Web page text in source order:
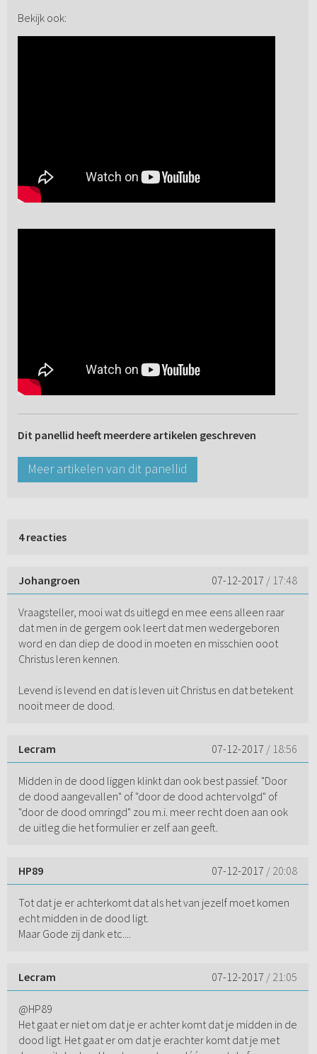
Bekijk ook:
Dit panellid heeft meerdere artikelen geschreven
Meer artikelen van dit panellid
4 reacties
Johangroen 07-12-2017 / 17:48
Vraagsteller, mooi wat ds uitlegd en mee eens alleen raar
dat men in de gergem ook leert dat men wedergeboren
word en dan diep de dood in moeten en misschien ooot
Christus leren kennen.
Levend is levend en dat is leven uit Christus en dat betekent
nooit meer de dood.
Lecram 07-12-2017 / 18:56
Midden in de dood liggen klinkt dan ook best passief. "Door
de dood aangevallen" of "door de dood achtervolgd" of
"door de dood omringd" zou m.i. meer recht doen aan ook
de uitleg die het formulier er zelf aan geeft.
HP89 07-12-2017 / 20:08
Tot dat je er achterkomt dat als het van jezelf moet komen
echt midden in de dood ligt.
Maar Gode zij dank etc....
Lecram 07-12-2017 / 21:05
@HP89
Het gaat er niet om dat je er achter komt dat je midden in de
dood ligt. Het gaat er om dat je erachter komt dat je met